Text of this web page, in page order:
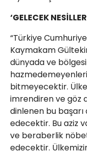
‘GELECEK
“Türkiye
Kaymakam
dünyada ve
bitmeyecektir.
imrendiren ve göz
dinlenen bu başarı
edecektir. Bu aziz
ve beraberlik
edecektir.